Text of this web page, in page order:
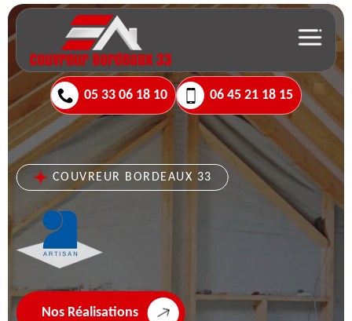
05 33 06 18 10 06 45 21 18 15
COUVREUR BORDEAUX 33
Nos Réalisations